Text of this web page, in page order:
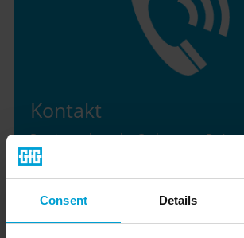
Consent Details
Kontakt
Prosimy o kontakt. Czekamy na
Kompleksowa ochrona